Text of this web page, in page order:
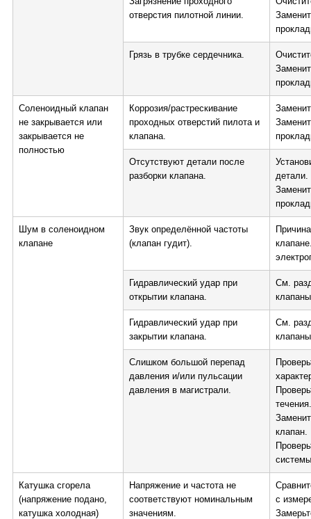
отверстия пилотной линии.
Грязь в трубке сердечника.
Соленоидный клапан
не закрывается или
закрывается не
полностью
Коррозия/растрескивание
проходных отверстий пилота и
клапана.
Отсутствуют детали после
разборки клапана.
детали.
Шум в соленоидном
клапане
Звук определённой частоты
(клапан гудит).
Гидравлический удар при
открытии клапана.
См.
Гидравлический удар при
закрытии клапана.
См.
Слишком большой перепад
давления и/или пульсации
давления в магистрали.
течения.
клапан.
Катушка сгорела
(напряжение подано,
катушка холодная)
Напряжение и частота не
соответствуют номинальным
значениям.
с